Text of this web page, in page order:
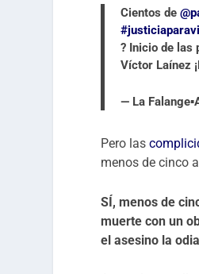
Cientos de
? Inicio de las
Víctor Laínez
— La
Pero las
menos de cinco
SÍ, menos de
muerte con un
el asesino la